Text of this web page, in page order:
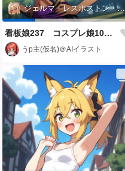
ジェルマ・レスポストン・八百
看板娘237 コスプレ娘10「ジェルマ・レスポストン・八百(くノ一)」
うp主(仮名)＠AIイラスト